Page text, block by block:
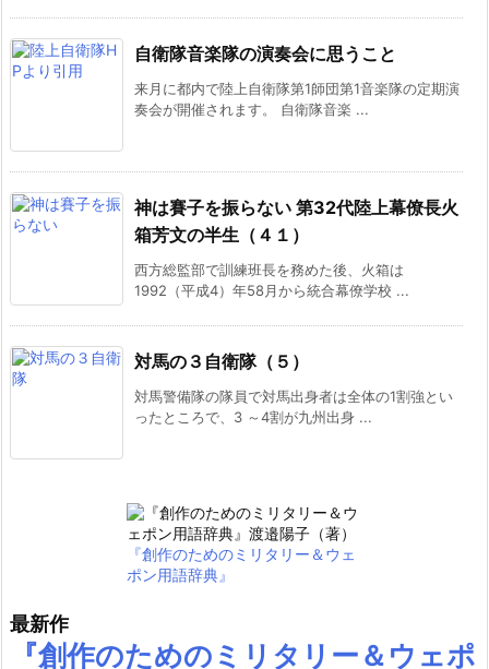
自衛隊音楽隊の演奏会に思うこと
来月に都内で陸上自衛隊第1師団第1音楽隊の定期演
奏会が開催されます。 自衛隊音楽 ...
神は賽子を振らない 第32代陸上幕僚長火
箱芳文の半生（４１）
西方総監部で訓練班長を務めた後、火箱は
1992（平成4）年58月から統合幕僚学校 ...
対馬の３自衛隊（５）
対馬警備隊の隊員で対馬出身者は全体の1割強とい
ったところで、3 ～4割が九州出身 ...
『創作のためのミリタリー＆ウェ
ポン用語辞典』
最新作
『創作のためのミリタリー＆ウェポ